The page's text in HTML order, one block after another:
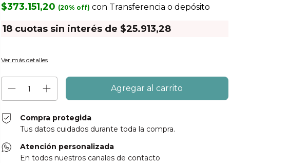
$373.151,20 con Transferencia o depósito
18 cuotas sin interés de $25.913,28
Ver más detalles
Compra protegida
Tus datos cuidados durante toda la compra.
Atención personalizada
En todos nuestros canales de contacto